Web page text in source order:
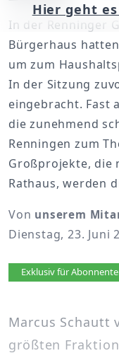
In der Renninger
Bürgerhaus
um zum
In der Sitzung
eingebracht. Fast
die zunehmend
Renningen zum
Großprojekte, die
Rathaus, werden
Von unserem
Dienstag, 23. Juni
Artikel
Exklusiv für
Marcus Schautt
größten
Hier geht